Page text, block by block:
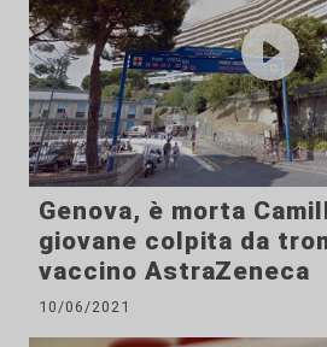
Genova, è morta
giovane colpita da
vaccino AstraZeneca
10/06/2021